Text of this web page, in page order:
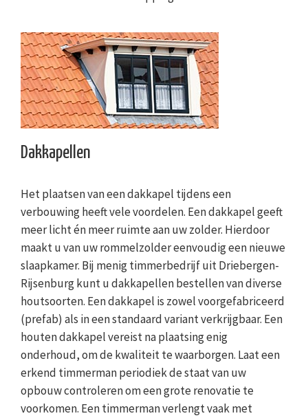
Dakkapellen
Het plaatsen van een dakkapel tijdens een
verbouwing heeft vele voordelen. Een dakkapel geeft
meer licht én meer ruimte aan uw zolder. Hierdoor
maakt u van uw rommelzolder eenvoudig een nieuwe
slaapkamer. Bij menig timmerbedrijf uit Driebergen-
Rijsenburg kunt u dakkapellen bestellen van diverse
houtsoorten. Een dakkapel is zowel voorgefabriceerd
(prefab) als in een standaard variant verkrijgbaar. Een
houten dakkapel vereist na plaatsing enig
onderhoud, om de kwaliteit te waarborgen. Laat een
erkend timmerman periodiek de staat van uw
opbouw controleren om een grote renovatie te
voorkomen. Een timmerman verlengt vaak met